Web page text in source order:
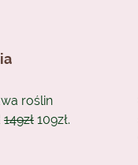
roślin
149zł 109zł.